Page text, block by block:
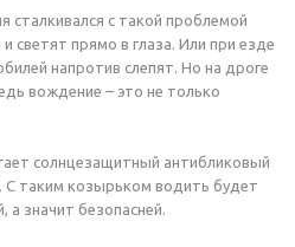
с такой проблемой
светят прямо в глаза. Или при езде
напротив слепят. Но на дроге
вождение – это не только
солнцезащитный антибликовый
С таким козырьком водить будет
значит безопасней.